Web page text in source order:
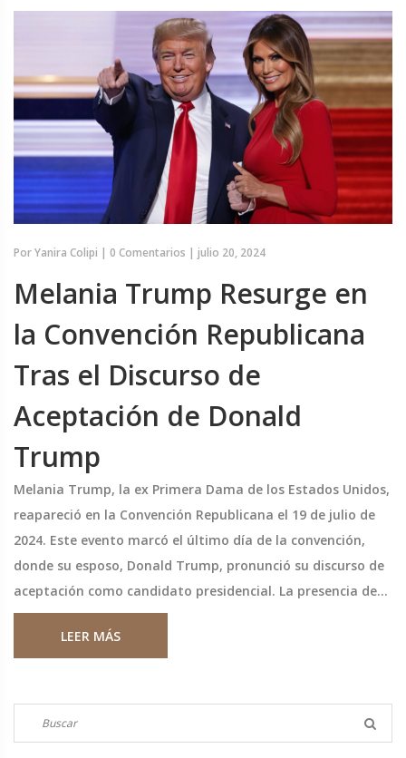
PorYanira Colipi | 0 Comentarios | julio 20, 2024
Melania Trump Resurge en
la Convención Republicana
Tras el Discurso de
Aceptación de Donald
Trump
Melania Trump, la ex Primera Dama de los Estados Unidos,
reapareció en la Convención Republicana el 19 de julio de
2024. Este evento marcó el último día de la convención,
donde su esposo, Donald Trump, pronunció su discurso de
aceptación como candidato presidencial. La presencia de
Melania atrajo una atención significativa, subrayando su
implicación continua en la política de su esposo.
LEER MÁS